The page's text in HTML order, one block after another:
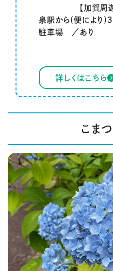
【加賀周遊バ
泉駅から(便により
駐車場 ／あり
詳しくはこちら
こま